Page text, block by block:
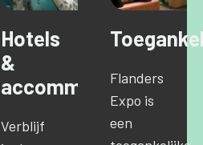
Hotels
&
accommodaties
Verblijf
Flanders
Expo is
een